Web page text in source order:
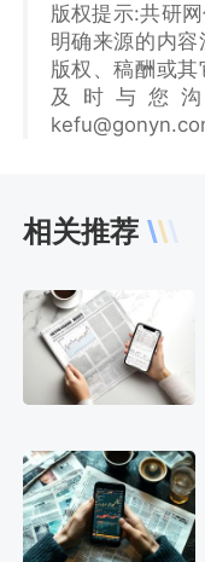
版权提示:共研
明确来源的内
版权、稿酬或
及时与您
相关推荐